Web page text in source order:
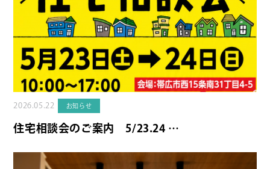
2026.05.22 お知らせ
住宅相談会のご案内 5/23.24 …